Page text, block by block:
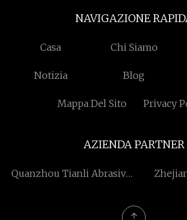
NAVIGAZIONE
Casa Chi Siamo
Notizia Blog
Mappa Del Sito Privacy
AZIENDA PARTNER
Quanzhou Tianli Abrasivo